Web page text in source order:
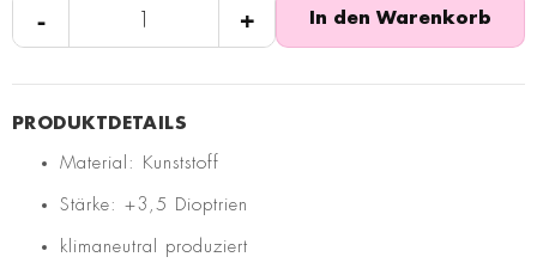
- + In den Warenkorb
Material: Kunststoff
Stärke: +3,5 Dioptrien
klimaneutral produziert